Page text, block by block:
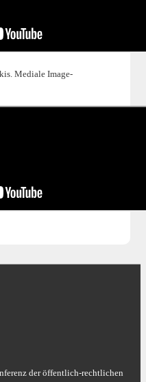
Mediale Image-
der öffentlich-rechtlichen